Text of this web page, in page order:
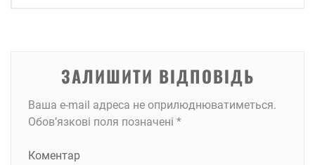
ЗАЛИШИТИ ВІДПОВІДЬ
Ваша e-mail адреса не оприлюднюватиметься.
Обов’язкові поля позначені *
Коментар